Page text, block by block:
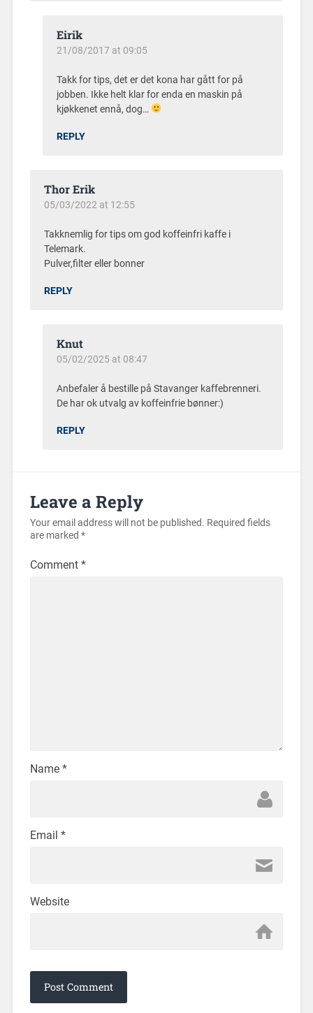
Eirik
21/08/2017 at 09:05
Takk for tips, det er det kona har gått for på
jobben. Ikke helt klar for enda en maskin på
kjøkkenet ennå, dog…
REPLY
Thor Erik
05/03/2022 at 12:55
Takknemlig for tips om god koffeinfri kaffe i
Telemark.
Pulver,filter eller bonner
REPLY
Knut
05/02/2025 at 08:47
Anbefaler å bestille på Stavanger kaffebrenneri.
De har ok utvalg av koffeinfrie bønner:)
REPLY
Leave a Reply
Your email address will not be published. Required fields
are marked *
Comment *
Name *
Email *
Website